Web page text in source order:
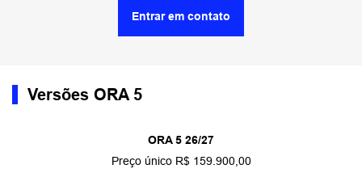
Entrar em contato
Versões ORA 5
ORA 5 26/27
Preço único R$ 159.900,00